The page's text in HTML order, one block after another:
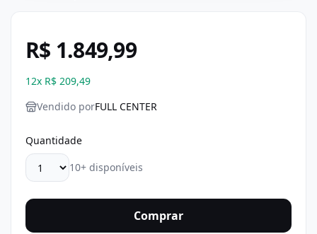
R$ 1.849,99
12x R$ 209,49
Vendido porFULL CENTER
Quantidade
10+ disponíveis
Comprar